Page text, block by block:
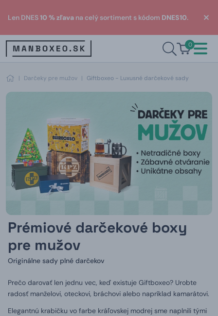
Len DNES10 % zľava na celý sortiment s kódom DNES10.
0
| Darčeky pre mužov | Giftboxeo - Luxusné darčekové sady
Prémiové darčekové boxy
pre mužov
Originálne sady plné darčekov
Prečo darovať len jednu vec, keď existuje Giftboxeo? Urobte
radosť manželovi, oteckovi, bráchovi alebo napríklad kamarátovi.
Elegantnú krabičku vo farbe kráľovskej modrej sme naplnili tými